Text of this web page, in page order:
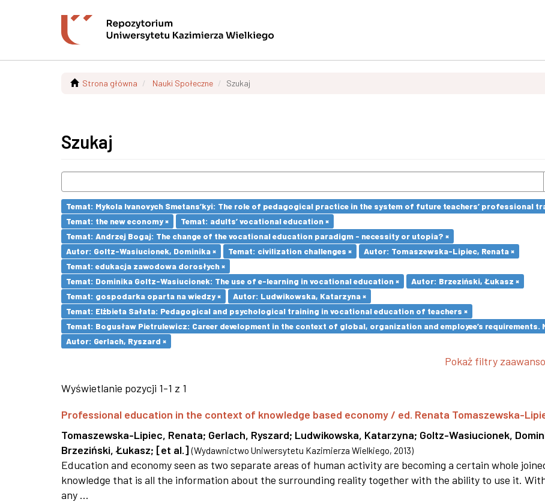
Strona główna Nauki Społeczne Szukaj
Szukaj
Temat: Mykola Ivanovych Smetans’kyi: The role of pedagogical practice in the system of future teachers’ professional
Temat: the new economy ×
Temat: adults’ vocational education ×
Temat: Andrzej Bogaj: The change of the vocational education paradigm - necessity or utopia? ×
Autor: Goltz-Wasiucionek, Dominika ×
Temat: civilization challenges ×
Autor: Tomaszewska-Lipiec, Renata ×
Temat: edukacja zawodowa dorosłych ×
Temat: Dominika Goltz-Wasiucionek: The use of e-learning in vocational education ×
Autor: Brzeziński, Łukasz ×
Temat: gospodarka oparta na wiedzy ×
Autor: Ludwikowska, Katarzyna ×
Temat: Elżbieta Sałata: Pedagogical and psychological training in vocational education of teachers ×
Temat: Bogusław Pietrulewicz: Career development in the context of global, organization and employee’s requirements.
Autor: Gerlach, Ryszard ×
Pokaż filtry
Wyświetlanie pozycji 1-1 z 1
Professional education in the context of knowledge based economy / ed. Renata Tomaszewska-
Tomaszewska-Lipiec, Renata; Gerlach, Ryszard; Ludwikowska, Katarzyna; Goltz-Wasiucionek,
Brzeziński, Łukasz; [et al.] (Wydawnictwo Uniwersytetu Kazimierza Wielkiego, 2013)
Education and economy seen as two separate areas of human activity are becoming a certain whole
knowledge that is all the information about the surrounding reality together with the ability to use it.
any ...